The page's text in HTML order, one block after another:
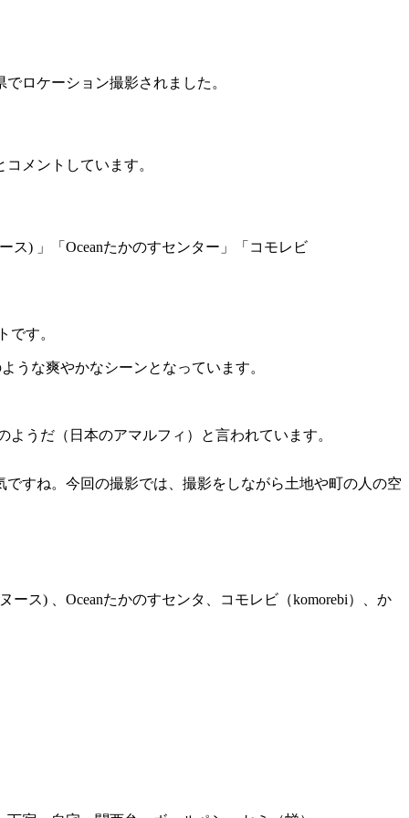
ロケーション撮影されました。
メントしています。
) 」「Oceanたかのすセンター」「コモレビ
です。
うな爽やかなシーンとなっています。
うだ（日本のアマルフィ）と言われています。
すね。今回の撮影では、撮影をしながら土地や町の人の空
ス) 、Oceanたかのすセンタ、コモレビ（komorebi）、か